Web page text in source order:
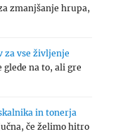
zmanjšanje hrupa,
za vse življenje
glede na to, ali gre
in tonerja
če želimo hitro